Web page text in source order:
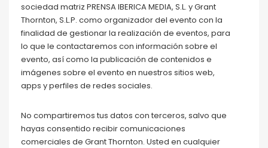
sociedad matriz PRENSA IBERICA MEDIA, S.L. y Grant
Thornton, S.L.P. como organizador del evento con la
finalidad de gestionar la realización de eventos, para
lo que le contactaremos con información sobre el
evento, así como la publicación de contenidos e
imágenes sobre el evento en nuestros sitios web,
apps y perfiles de redes sociales.
No compartiremos tus datos con terceros, salvo que
hayas consentido recibir comunicaciones
comerciales de Grant Thornton. Usted en cualquier